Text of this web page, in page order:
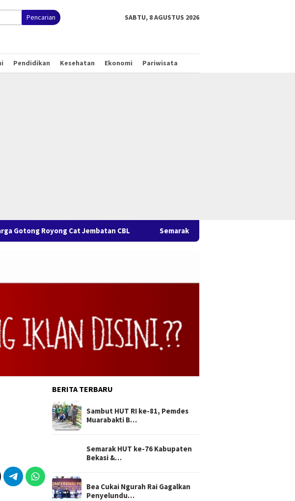
Pencarian SABTU, 8 AGUSTUS 2026
Pendidikan Kesehatan Ekonomi Pariwisata
Cat Jembatan CBL Semarak HUT ke-76 Kabupaten Bekasi & HUT RI ke-
BERITA TERBARU
Sambut HUT RI ke-81, Pemdes
Muarabakti B…
Semarak HUT ke-76 Kabupaten
Bekasi &…
Bea Cukai Ngurah Rai Gagalkan
Penyelundu…